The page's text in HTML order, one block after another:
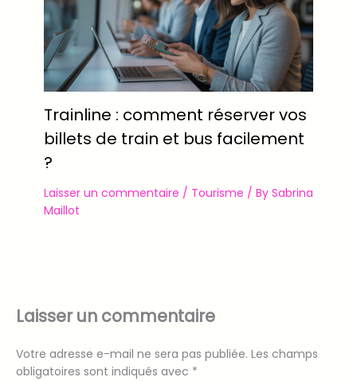
Trainline : comment réserver vos
billets de train et bus facilement
?
Laisser un commentaire / Tourisme / By Sabrina
Maillot
Laisser un commentaire
Votre adresse e-mail ne sera pas publiée. Les champs
obligatoires sont indiqués avec *